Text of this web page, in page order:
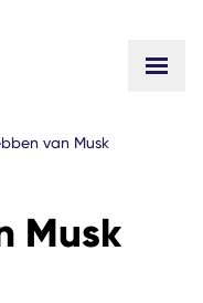
van Musk
Musk